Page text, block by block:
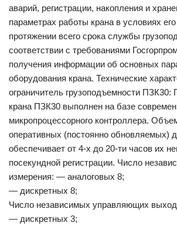
аварий, регистрации, накопления и
параметрах работы крана в условиях
протяжении всего срока службы
соответствии с требованиями
получения информации об основных
оборудования крана. Технические
ограничитель грузоподъемности
крана ПЗК30 выполнен на базе
микропроцессорного контроллера.
оперативных (постоянно обновляемых)
обеспечивает от 4-х до 20-ти часов их
посекундной регистрации. Число
измерения: — аналоговых 8;
— дискретных 8;
Число независимых управляющих
— дискретных 3;